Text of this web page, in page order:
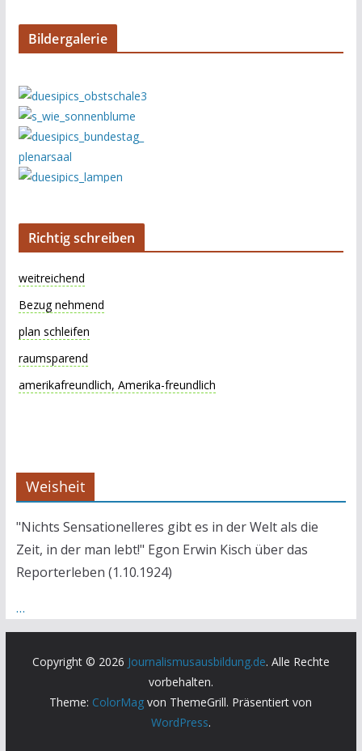
Bildergalerie
Richtig schreiben
weitreichend
Bezug nehmend
plan schleifen
raumsparend
amerikafreundlich, Amerika-freundlich
Weisheit
"Nichts Sensationelleres gibt es in der Welt als die
Zeit, in der man lebt!" Egon Erwin Kisch über das
Reporterleben (1.10.1924)
…
Copyright © 2026 Journalismusausbildung.de. Alle Rechte
vorbehalten.
Theme: ColorMag von ThemeGrill. Präsentiert von
WordPress.